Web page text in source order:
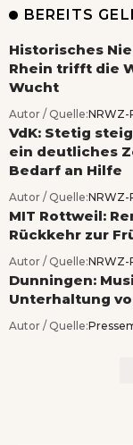
BEREITS
Historisches
Rhein trifft die
Wucht
Autor / Quelle:NRWZ-
VdK: Stetig
ein deutliches
Bedarf an Hilfe
Autor / Quelle:NRWZ-
MIT Rottweil:
Rückkehr zur
Autor / Quelle:NRWZ-
Dunningen:
Unterhaltung
Autor / Quelle: